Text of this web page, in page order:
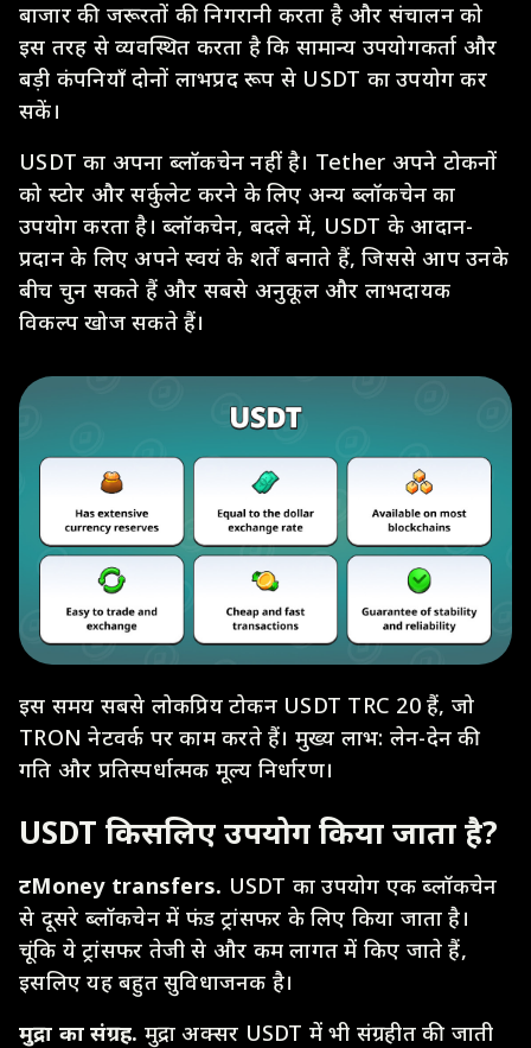
बाजार की जरूरतों की निगरानी करता है और संचालन को
इस तरह से व्यवस्थित करता है कि सामान्य उपयोगकर्ता और
बड़ी कंपनियाँ दोनों लाभप्रद रूप से USDT का उपयोग कर
सकें।
USDT का अपना ब्लॉकचेन नहीं है। Tether अपने टोकनों
को स्टोर और सर्कुलेट करने के लिए अन्य ब्लॉकचेन का
उपयोग करता है। ब्लॉकचेन, बदले में, USDT के आदान-
प्रदान के लिए अपने स्वयं के शर्तें बनाते हैं, जिससे आप उनके
बीच चुन सकते हैं और सबसे अनुकूल और लाभदायक
विकल्प खोज सकते हैं।
इस समय सबसे लोकप्रिय टोकन USDT TRC 20 हैं, जो
TRON नेटवर्क पर काम करते हैं। मुख्य लाभ: लेन-देन की
गति और प्रतिस्पर्धात्मक मूल्य निर्धारण।
USDT किसलिए उपयोग किया जाता है?
टMoney transfers. USDT का उपयोग एक ब्लॉकचेन
से दूसरे ब्लॉकचेन में फंड ट्रांसफर के लिए किया जाता है।
चूंकि ये ट्रांसफर तेजी से और कम लागत में किए जाते हैं,
इसलिए यह बहुत सुविधाजनक है।
मुद्रा का संग्रह. मुद्रा अक्सर USDT में भी संग्रहीत की जाती